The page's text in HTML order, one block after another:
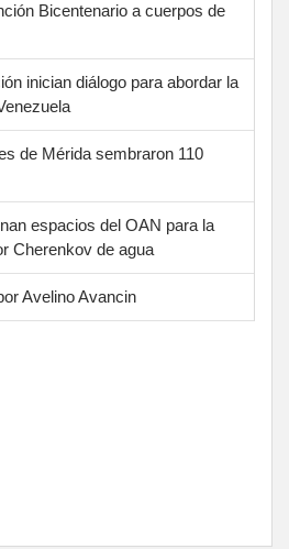
Bicentenario a cuerpos de
inician diálogo para abordar la
de Mérida sembraron 110
espacios del OAN para la
Cherenkov de agua
Avelino Avancin